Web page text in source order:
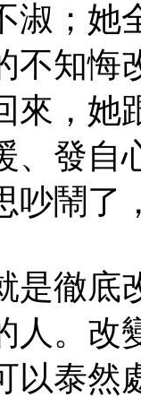
淑；她
不知悔
來，她
、發自
吵鬧了
徹底
人。改
以泰然